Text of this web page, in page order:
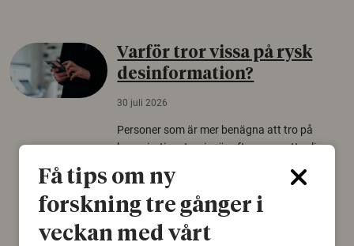
Varför tror vissa på rysk
desinformation?
30 juli 2026
Personer som är mer benägna att tro på
konspirationsteorier är ofta mer mottagliga
från Försvarshögskolan med deltagare i fyra
europeiska länder.
Säkerhetspolitik
Få tips om ny
forskning tre gånger i
veckan med vårt